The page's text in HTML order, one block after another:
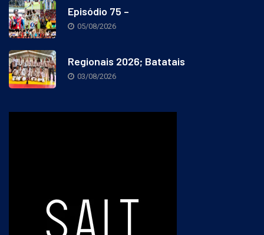
Episódio 75 –
05/08/2026
Regionais 2026; Batatais
03/08/2026